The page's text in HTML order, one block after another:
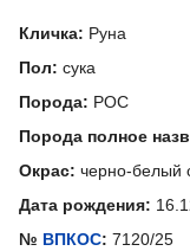
Кличка: Руна
Пол: сука
Порода: РОС
Порода полное
Окрас: черно-белый
Дата рождения:
№ ВПКОС: 7120/25